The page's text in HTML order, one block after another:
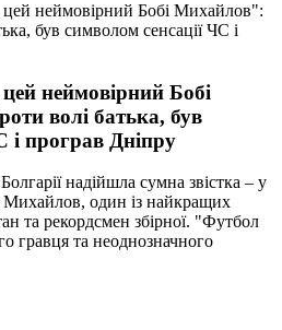
неймовірний Бобі Михайлов":
був символом сенсації ЧС і
неймовірний Бобі
волі батька, був
і програв Дніпру
надійшла сумна звістка – у
Михайлов, один із найкращих
та рекордсмен збірної. "Футбол
гравця та неоднозначного